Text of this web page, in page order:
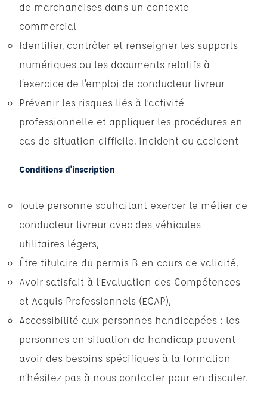
de marchandises dans un contexte
commercial
Identifier, contrôler et renseigner les supports
numériques ou les documents relatifs à
l’exercice de l’emploi de conducteur livreur
Prévenir les risques liés à l’activité
professionnelle et appliquer les procédures en
cas de situation difficile, incident ou accident
Conditions d'inscription
Toute personne souhaitant exercer le métier de
conducteur livreur avec des véhicules
utilitaires légers,
Être titulaire du permis B en cours de validité,
Avoir satisfait à l’Evaluation des Compétences
et Acquis Professionnels (ECAP),
Accessibilité aux personnes handicapées : les
personnes en situation de handicap peuvent
avoir des besoins spécifiques à la formation
n’hésitez pas à nous contacter pour en discuter.